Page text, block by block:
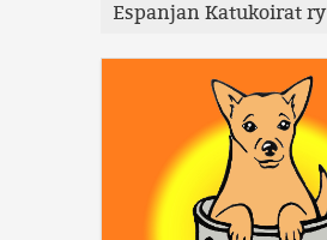
Espanjan Katukoirat ry